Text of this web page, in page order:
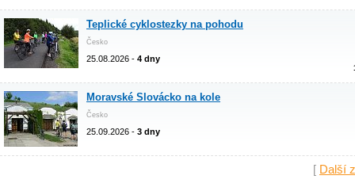
Teplické cyklostezky na pohodu
Česko
25.08.2026 - 4 dny
Moravské Slovácko na kole
Česko
25.09.2026 - 3 dny
[ Další